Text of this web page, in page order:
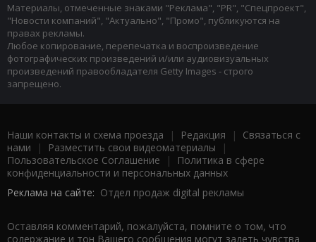
Материалы, отмеченные знаками "Реклама", "PR", "Спецпроект",
"Новости компаний", "Актуально", "Промо", публикуются на
правах рекламы.
Любое копирование, перепечатка и воспроизведение
фотографических произведений и/или аудиовизуальных
произведений правообладателя Getty Images - строго
запрещено.
Наши контакты и схема проезда | Редакция | Связаться с
нами | Разместить свои видеоматериалы |
Пользовательское Соглашение |
Политика в сфере
конфиденциальности и персональных данных
Реклама на сайте: Отдел продаж digital рекламы
Оставляя комментарий, пожалуйста, помните о том, что
содержание и тон Вашего сообщения могут задеть чувства